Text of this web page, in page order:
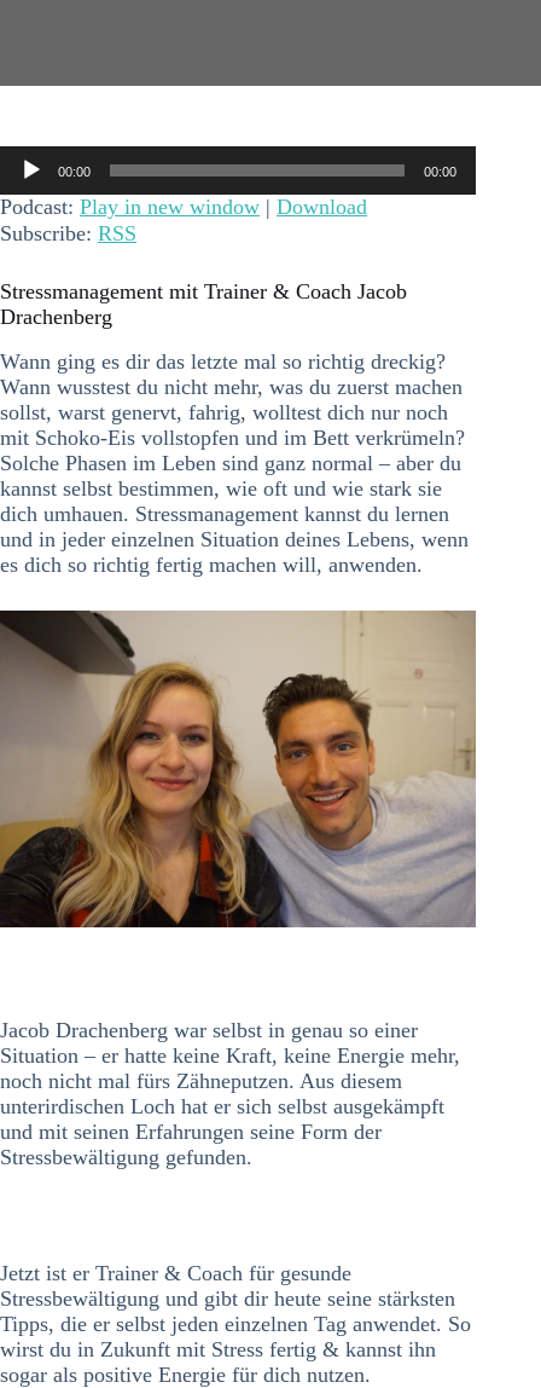
Audio-
Player
00:00 00:00
Podcast: Play in new window | Download
Subscribe: RSS
Stressmanagement mit Trainer & Coach Jacob
Drachenberg
Wann ging es dir das letzte mal so richtig dreckig?
Wann wusstest du nicht mehr, was du zuerst machen
sollst, warst genervt, fahrig, wolltest dich nur noch
mit Schoko-Eis vollstopfen und im Bett verkrümeln?
Solche Phasen im Leben sind ganz normal – aber du
kannst selbst bestimmen, wie oft und wie stark sie
dich umhauen. Stressmanagement kannst du lernen
und in jeder einzelnen Situation deines Lebens, wenn
es dich so richtig fertig machen will, anwenden.
Jacob Drachenberg war selbst in genau so einer
Situation – er hatte keine Kraft, keine Energie mehr,
noch nicht mal fürs Zähneputzen. Aus diesem
unterirdischen Loch hat er sich selbst ausgekämpft
und mit seinen Erfahrungen seine Form der
Stressbewältigung gefunden.
Jetzt ist er Trainer & Coach für gesunde
Stressbewältigung und gibt dir heute seine stärksten
Tipps, die er selbst jeden einzelnen Tag anwendet. So
wirst du in Zukunft mit Stress fertig & kannst ihn
sogar als positive Energie für dich nutzen.